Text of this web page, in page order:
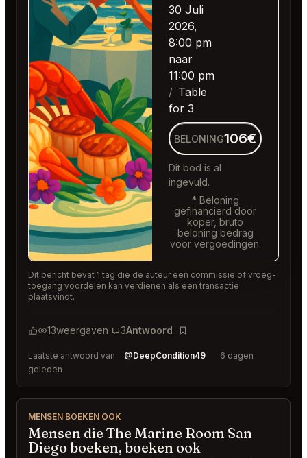
30 Juli
2026,
8:00 pm
naar
11:00 pm
Table
for 3
BELONING106€
Dit bod is al
ingevuld.
* Beloning
gefinancierd door
koper, bruto
beloning bedrag
voor vergoedingen.
Dit bericht bevat 1 tag die de auteur een commissie of vroeg-
toegang voordelen kan verdienen als een transactie
plaatsvindt.
13weergaven 3Antwoord
Bladwijzer
Laatste antwoord van @DeepCondition49
6 dagen
geleden
MENSEN BOEKEN OOK
Mensen die The Marine Room San
Diego boeken, boeken ook